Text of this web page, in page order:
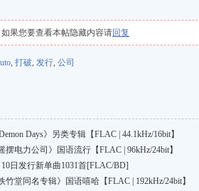
果您要查看本帖隐藏内容请回复
, 打破, 发行, 公司
Days》另类专辑【FLAC | 44.1kHz/16bit】
摆电力公司》国语流行【FLAC | 96kHz/24bit】
10日发行新单曲1031首[FLAC/BD]
竹堂同名专辑》国语嘻哈【FLAC | 192kHz/24bit】